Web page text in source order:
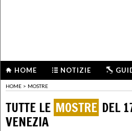
HOME NOTIZIE
HOME > MOSTRE
TUTTE LE MOSTRE DEL
VENEZIA